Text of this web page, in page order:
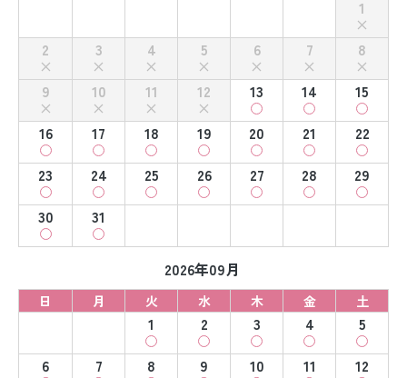
1
2
3 4 5 6 7
8
9
10 11 12 13 14
15
16
17 18 19 20 21
22
23
24 25 26 27 28
29
30
31
2026年09月
日 月 火 水 木 金 土
1 2 3 4
5
6
7 8 9 10 11
12